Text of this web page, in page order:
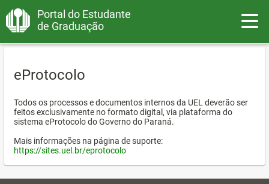
Portal do Estudante
de Graduação
eProtocolo
Todos os processos e documentos internos da UEL deverão ser
feitos exclusivamente no formato digital, via plataforma do
sistema eProtocolo do Governo do Paraná.
Mais informações na página de suporte:
https://sites.uel.br/eprotocolo